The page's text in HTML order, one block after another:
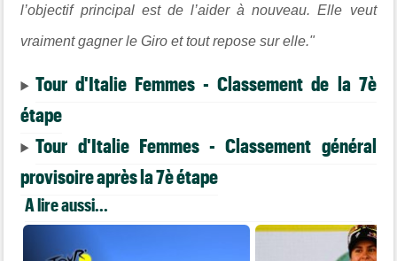
l’objectif principal est de l’aider à nouveau. Elle veut
vraiment gagner le Giro et tout repose sur elle."
Tour d'Italie Femmes - Classement de la 7è
étape
Tour d'Italie Femmes - Classement général
provisoire après la 7è étape
A lire aussi...